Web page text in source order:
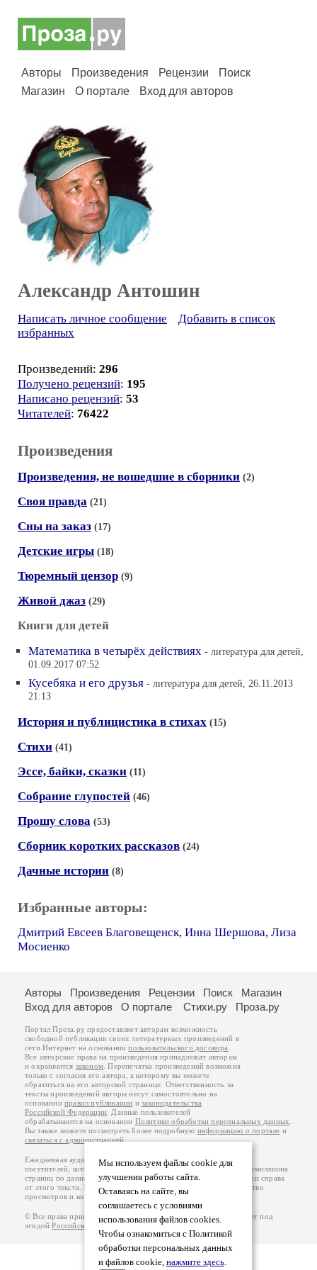
Авторы Произведения Рецензии
Поиск
Магазин
О портале Вход для авторов
Александр Антошин
Написать личное сообщение
Добавить в список
избранных
Произведений: 296
Получено рецензий: 195
Написано рецензий: 53
Читателей: 76422
Произведения
Произведения, не вошедшие в сборники (2)
Своя правда (21)
Сны на заказ (17)
Детские игры (18)
Тюремный цензор (9)
Живой джаз (29)
Книги для детей
Математика в четырёх действиях - литература для детей,
01.09.2017 07:52
Кусебяка и его друзья - литература для детей, 26.11.2013
21:13
История и публицистика в стихах (15)
Стихи (41)
Эссе, байки, сказки (11)
Собрание глупостей (46)
Прошу слова (53)
Сборник коротких рассказов (24)
Дачные истории (8)
Избранные авторы:
Дмитрий Евсеев Благовещенск, Инна Шершова, Лиза
Мосиенко
Мы используем файлы cookie для
улучшения работы сайта.
Оставаясь на сайте, вы
соглашаетесь с условиями
использования файлов cookies.
Чтобы ознакомиться с Политикой
обработки персональных данных
и файлов cookie, нажмите здесь.
Авторы Произведения Рецензии Поиск
Магазин
Вход для авторов
О портале Стихи.ру Проза.ру
Портал Проза.ру предоставляет авторам возможность
свободной публикации своих литературных произведений в
сети Интернет на основаниипользовательского договора
Все авторские права на произведения принадлежат авторам
и охраняются законом . Перепечатка произведений возможна
только с согласия его автора, к которому вы можете
обратиться на его авторской странице. Ответственность за
тексты произведений авторы несут самостоятельно на
основанииправил публикации изаконодательства
Российской Федерации . Данные пользователей
обрабатываются на основании Политики обработки персональных данных
Вы также можете посмотреть более подробную информацию о портале и
связаться с администрацией
Ежедневная аудитория портала Проза.ру – порядка 100 тысяч
посетителей, которые в общей сумме просматривают более полумиллиона
страниц по данным счетчика посещаемости, который расположен справа
от этого текста. В каждой графе указано по две цифры: количество
просмотров и количество посетителей.
© Все права принадлежат авторам, 2000-2026. Портал работает под
эгидойРоссийского союза писателей 18+